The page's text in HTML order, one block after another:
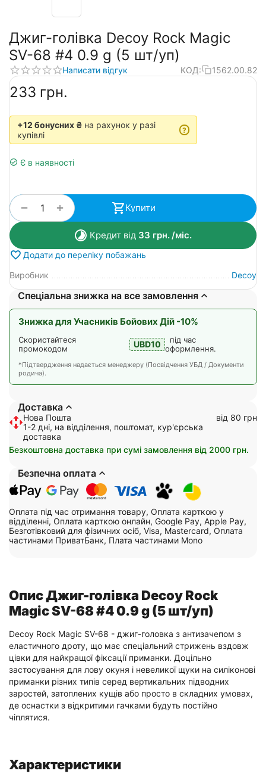
Джиг-голівка Decoy Rock Magic
SV-68 #4 0.9 g (5 шт/уп)
Написати відгук КОД: 1562.00.82
‍233‍ грн.
+12 бонусних ₴ на рахунок у разі
купівлі
?
Є в наявності
+
− Купити
Кредит від 33 грн./міс.
Додати до переліку побажань
Виробник
Decoy
Спеціальна знижка на все замовлення
Знижка для Учасників Бойових Дій -10%
Скористайтеся
промокодом
UBD10
під час
оформлення.
*Підтвердження надається менеджеру (Посвідчення УБД / Документи
родича).
Доставка
Нова Пошта
1-2 дні, на відділення, поштомат, кур'єрська
доставка
від 80 грн
Безкоштовна доставка при сумі замовлення від 2000 грн.
Безпечна оплата
Оплата під час отримання товару, Оплата карткою у
відділенні, Оплата карткою онлайн, Google Pay, Apple Pay,
Безготівковий для фізичних осіб, Visa, Mastercard, Оплата
частинами ПриватБанк, Плата частинами Mono
Опис Джиг-голівка Decoy Rock
Magic SV-68 #4 0.9 g (5 шт/уп)
Decoy Rock Magic SV-68 - джиг-головка з антизачепом з
еластичного дроту, що має спеціальний стрижень вздовж
цівки для найкращої фіксації приманки. Доцільно
застосування для лову окуня і невеликої щуки на силіконові
приманки різних типів серед вертикальних підводних
заростей, затоплених кущів або просто в складних умовах,
де оснастки з відкритими гачками будуть постійно
чіплятися.
Характеристики